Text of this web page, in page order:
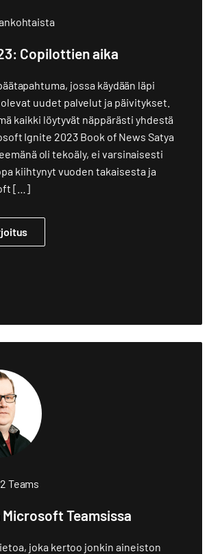
Copilottien aika
jossa käydään läpi
uudet palvelut ja päivitykset.
kaikki löytyvät näppärästi yhdestä
Ignite 2023 Book of News Satya
oli tekoäly, ei varsinaisesti
kiihtynyt vuoden takaisesta ja
[…]
Teams
Teamsissa
joka kertoo jonkin aineiston